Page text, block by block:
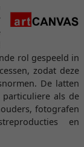
rol gespeeld in
zodat deze
De latten
als de
fotografen
en